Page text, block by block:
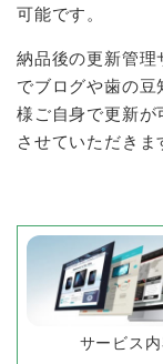
可能です。
納品後の更新管
でブログや歯の
様ご自身で更新が
させていただきま
サービス